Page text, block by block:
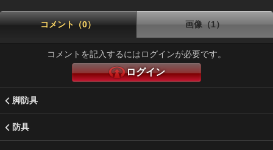
コメント（0） 画像（1）
コメントを記入するにはログインが必要です。
ログイン
脚防具
防具